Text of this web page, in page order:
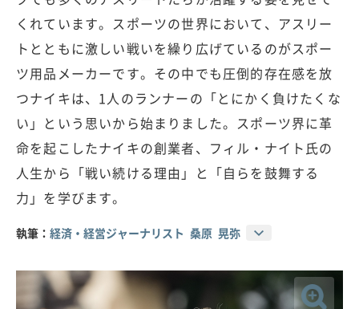
くれています。スポーツの世界において、アスリー
トとともに激しい戦いを繰り広げているのがスポー
ツ用品メーカーです。その中でも圧倒的存在感を放
つナイキは、1人のランナーの「とにかく負けたくな
い」という思いから始まりました。スポーツ界に革
命を起こしたナイキの創業者、フィル・ナイト氏の
人生から「戦い続ける理由」と「自らを鼓舞する
力」を学びます。
執筆： 経済・経営ジャーナリスト 桑原 晃弥